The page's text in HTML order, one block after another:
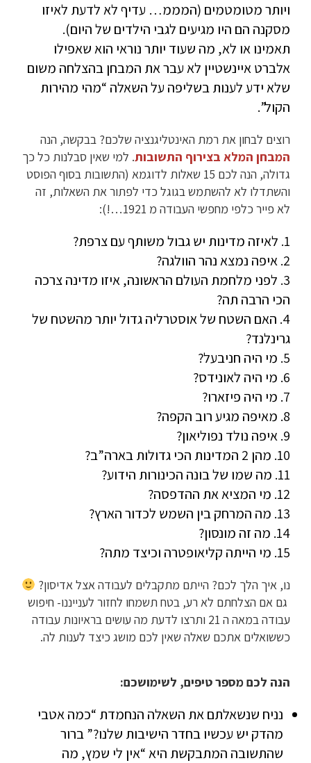
ויותר מטומטמים (המממ… עדיף לא לדעת לאיזו
מסקנה הם היו מגיעים לגבי הילדים של היום).
תאמינו או לא, מה שעוד יותר נוראי הוא שאפילו
אלברט איינשטיין לא עבר את המבחן בהצלחה משום
שלא ידע לענות בשליפה על השאלה “מהי מהירות
הקול”.
רוצים לבחון את רמת האינטליגנציה שלכם? בבקשה, הנה
המבחן המלא בצירוף התשובות. למי שאין סבלנות כל כך
גדולה, הנה לכם 15 שאלות לדוגמא (התשובות בסוף הפוסט
והשתדלו לא להשתמש בגוגל כדי לפתור את השאלות, זה
לא פייר כלפי מחפשי העבודה מ 1921…!):
1. לאיזה מדינות יש גבול משותף עם צרפת?
2. איפה נמצא נהר הוולגה?
3. לפני מלחמת העולם הראשונה, איזו מדינה צרכה
הכי הרבה תה?
4. האם השטח של אוסטרליה גדול יותר מהשטח של
גרינלנד?
5. מי היה חניבעל?
6. מי היה לאונידס?
7. מי היה פיזארו?
8. מאיפה מגיע רוב הקפה?
9. איפה נולד נפוליאון?
10. מהן 2 המדינות הכי גדולות בארה”ב?
11. מה שמו של בונה הכינורות הידוע?
12. מי המציא את ההדפסה?
13. מה המרחק בין השמש לכדור הארץ?
14. מה זה מונסון?
15. מי הייתה קליאופטרה וכיצד מתה?
נו, איך הלך לכם? הייתם מתקבלים לעבודה אצל אדיסון?
גם אם הצלחתם לא רע, בטח תשמחו לחזור לענייננו- חיפוש
עבודה במאה ה 21 ותרצו לדעת מה עושים בראיונות עבודה
כששואלים אתכם שאלה שאין לכם מושג כיצד לענות לה.
הנה לכם מספר טיפים, לשימושכם:
נניח שנשאלתם את השאלה הנחמדת “כמה אטבי
מהדק יש עכשיו בחדר הישיבות שלנו?” ברור
שהתשובה המתבקשת היא “אין לי שמץ, מה